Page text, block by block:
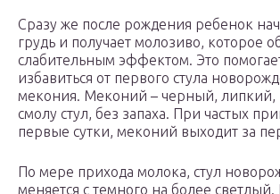
Сразу же после рождения ребенок
грудь и получает молозиво, которое
слабительным эффектом. Это
избавиться от первого стула
мекония. Меконий – черный, липкий,
смолу стул, без запаха. При частых
первые сутки, меконий выходит за
По мере прихода молока, стул
меняется с темного на более